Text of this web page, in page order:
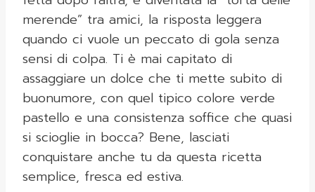
merende” tra amici, la risposta leggera
quando ci vuole un peccato di gola senza
sensi di colpa. Ti è mai capitato di
assaggiare un dolce che ti mette subito di
buonumore, con quel tipico colore verde
pastello e una consistenza soffice che quasi
si scioglie in bocca? Bene, lasciati
conquistare anche tu da questa ricetta
semplice, fresca ed estiva.